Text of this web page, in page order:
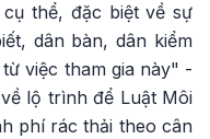
thể, đặc biệt về sự
dân bàn, dân kiểm
việc tham gia này" -
lộ trình để Luật Môi
phí rác thải theo cân